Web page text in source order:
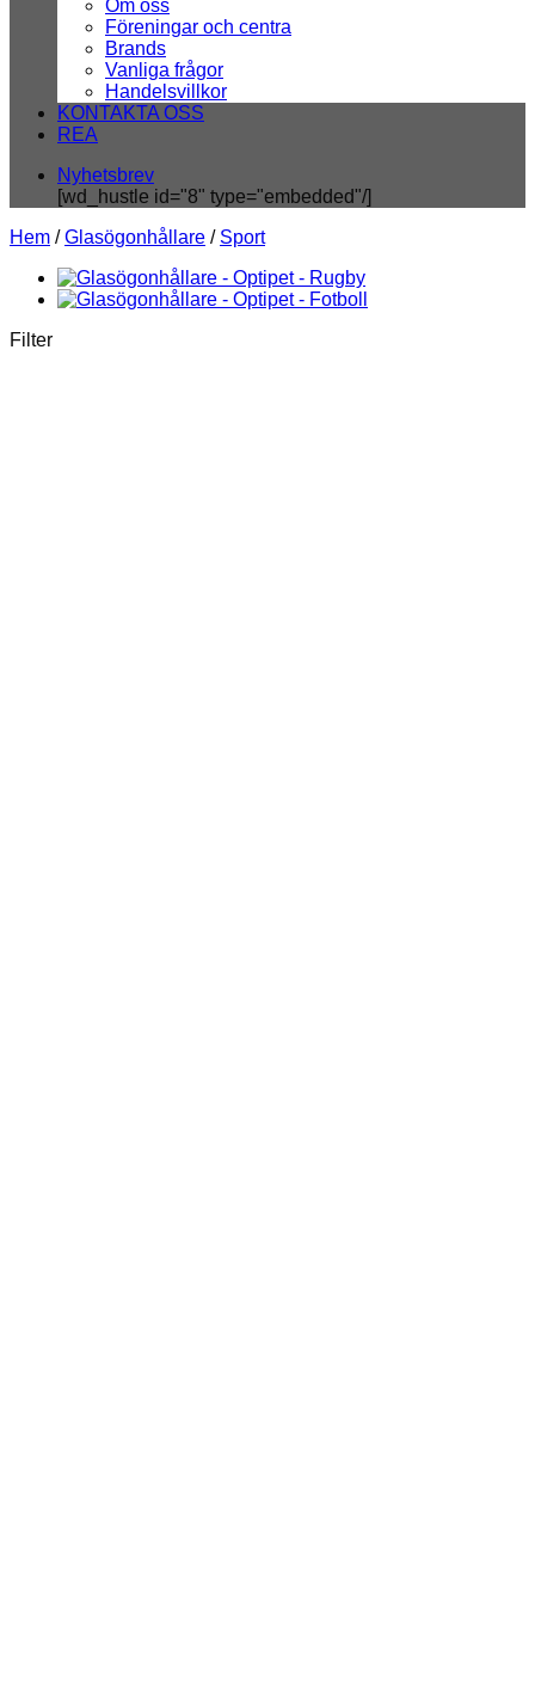
Om oss
Föreningar och centra
Brands
Vanliga frågor
Handelsvillkor
KONTAKTA OSS
REA
Nyhetsbrev
[wd_hustle id="8" type="embedded"/]
Hem / Glasögonhållare / Sport
Filter